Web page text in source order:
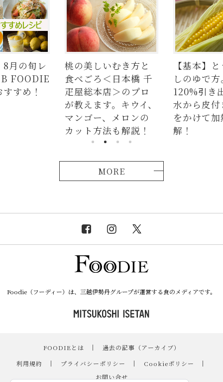
むき方と
日本橋 千
のプロ
【基本】とうもろこ
しのゆで方。甘さを
120%引き出すには、
水から皮付き＆時間
をかけて加熱が正
解！
【簡単】
の人気レ
ラダはタ
麺、よだ
つかない
説！
MORE
Foodie（フーディー）は、三越伊勢丹グループが運営する食のメディアです。
FOODIEとは ｜
過去の記事（アーカイブ）
｜
利用規約 ｜ プライバシーポリシー ｜ Cookieポリシー
｜
お問い合せ